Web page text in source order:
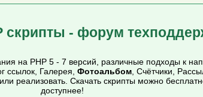
скрипты - форум
на PHP 5 - 7 версий, различные подходы к
ссылок, Галерея, Фотоальбом, Счётчики,
реализовать. Скачать скрипты можно
доступнее!